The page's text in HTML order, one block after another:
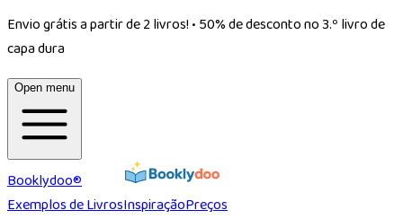
Envio grátis a partir de 2 livros!•50% de desconto no 3.º livro de
capa dura
Open menu
Booklydoo®
Exemplos de LivrosInspiraçãoPreços